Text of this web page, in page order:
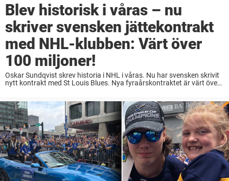
Blev historisk i våras – nu
skriver svensken jättekontrakt
med NHL-klubben: Värt över
100 miljoner!
Oskar Sundqvist skrev historia i NHL i våras. Nu har svensken skrivit
nytt kontrakt med St Louis Blues. Nya fyraårskontraktet är värt över